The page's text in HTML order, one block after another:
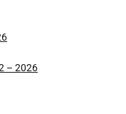
– 2026